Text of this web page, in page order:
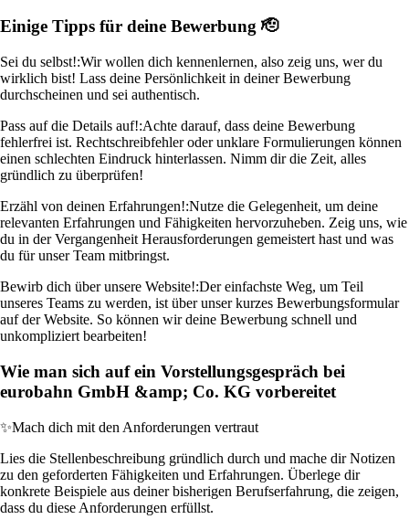
Einige Tipps für deine Bewerbung 🫡
Sei du selbst!:Wir wollen dich kennenlernen, also zeig uns, wer du
wirklich bist! Lass deine Persönlichkeit in deiner Bewerbung
durchscheinen und sei authentisch.
Pass auf die Details auf!:Achte darauf, dass deine Bewerbung
fehlerfrei ist. Rechtschreibfehler oder unklare Formulierungen können
einen schlechten Eindruck hinterlassen. Nimm dir die Zeit, alles
gründlich zu überprüfen!
Erzähl von deinen Erfahrungen!:Nutze die Gelegenheit, um deine
relevanten Erfahrungen und Fähigkeiten hervorzuheben. Zeig uns, wie
du in der Vergangenheit Herausforderungen gemeistert hast und was
du für unser Team mitbringst.
Bewirb dich über unsere Website!:Der einfachste Weg, um Teil
unseres Teams zu werden, ist über unser kurzes Bewerbungsformular
auf der Website. So können wir deine Bewerbung schnell und
unkompliziert bearbeiten!
Wie man sich auf ein Vorstellungsgespräch bei
eurobahn GmbH &amp; Co. KG vorbereitet
✨Mach dich mit den Anforderungen vertraut
Lies die Stellenbeschreibung gründlich durch und mache dir Notizen
zu den geforderten Fähigkeiten und Erfahrungen. Überlege dir
konkrete Beispiele aus deiner bisherigen Berufserfahrung, die zeigen,
dass du diese Anforderungen erfüllst.